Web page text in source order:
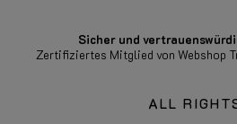
Sicher und
Zertifiziertes Mitglied von Webshop
ALL